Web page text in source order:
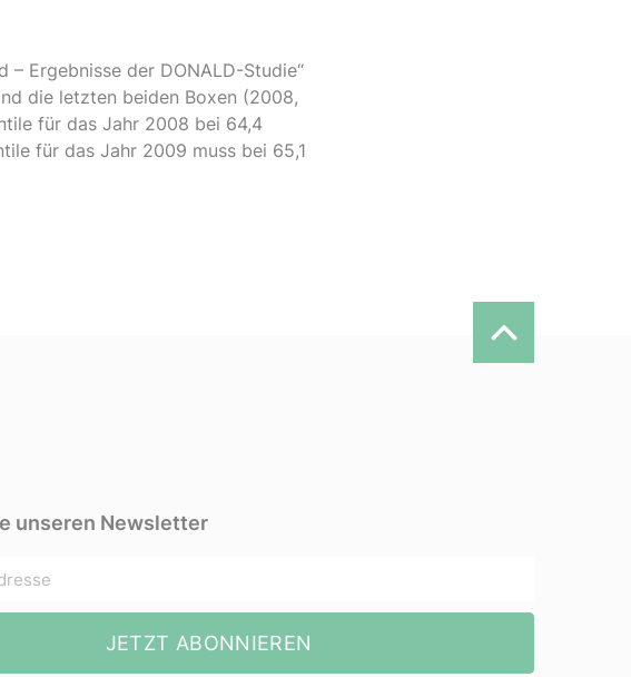
Ergebnisse der DONALD-Studie“
die letzten beiden Boxen (2008,
für das Jahr 2008 bei 64,4
für das Jahr 2009 muss bei 65,1
unseren Newsletter
JETZT ABONNIEREN